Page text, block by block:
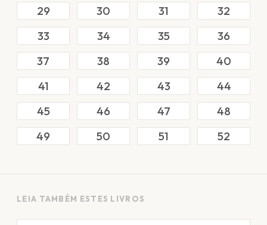
29
30 31
32
33
34 35
36
37
38 39
40
41
42 43
44
45
46 47
48
49
50 51 52
LEIA TAMBÉM ESTES LIVROS